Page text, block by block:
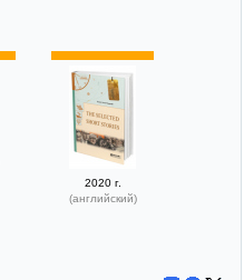
2020 г.
(английский)